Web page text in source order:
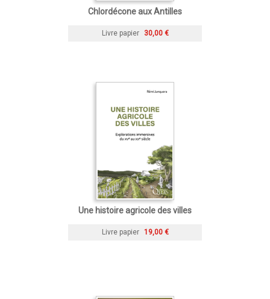
Chlordécone aux Antilles
Livre papier 30,00 €
Une histoire agricole des villes
Livre papier 19,00 €